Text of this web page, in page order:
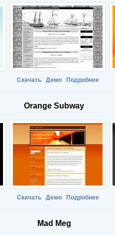
Скачать Демо Подробнее
Orange Subway
Скачать Демо Подробнее
Mad Meg